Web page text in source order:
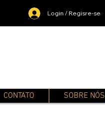
Login / Regisre-se
CONTATO SOBRE NÓS